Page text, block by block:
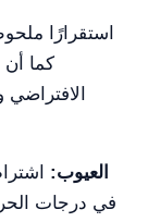
الافتراضي
العيوب:
في درجات